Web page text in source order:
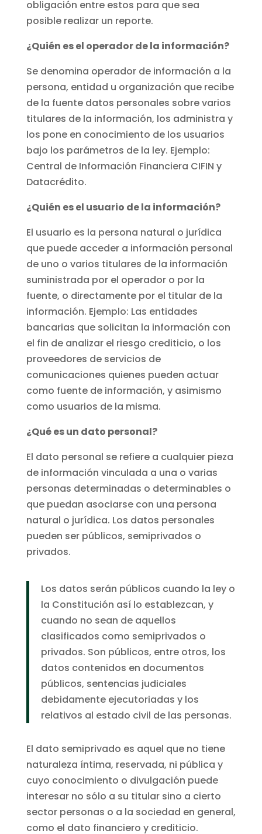
obligación entre estos para que sea
posible realizar un reporte.
¿Quién es el operador de la información?
Se denomina operador de información a la
persona, entidad u organización que recibe
de la fuente datos personales sobre varios
titulares de la información, los administra y
los pone en conocimiento de los usuarios
bajo los parámetros de la ley. Ejemplo:
Central de Información Financiera CIFIN y
Datacrédito.
¿Quién es el usuario de la información?
El usuario es la persona natural o jurídica
que puede acceder a información personal
de uno o varios titulares de la información
suministrada por el operador o por la
fuente, o directamente por el titular de la
información. Ejemplo: Las entidades
bancarias que solicitan la información con
el fin de analizar el riesgo crediticio, o los
proveedores de servicios de
comunicaciones quienes pueden actuar
como fuente de información, y asimismo
como usuarios de la misma.
¿Qué es un dato personal?
El dato personal se refiere a cualquier pieza
de información vinculada a una o varias
personas determinadas o determinables o
que puedan asociarse con una persona
natural o jurídica. Los datos personales
pueden ser públicos, semiprivados o
privados.
Los datos serán públicos cuando la ley o
la Constitución así lo establezcan, y
cuando no sean de aquellos
clasificados como semiprivados o
privados. Son públicos, entre otros, los
datos contenidos en documentos
públicos, sentencias judiciales
debidamente ejecutoriadas y los
relativos al estado civil de las personas.
El dato semiprivado es aquel que no tiene
naturaleza íntima, reservada, ni pública y
cuyo conocimiento o divulgación puede
interesar no sólo a su titular sino a cierto
sector personas o a la sociedad en general,
como el dato financiero y crediticio.